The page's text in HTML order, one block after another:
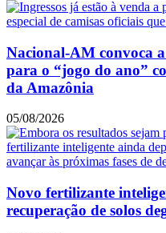
Nacional-AM convoca
para o “jogo do ano”
da Amazônia
05/08/2026
Novo fertilizante
recuperação de solos